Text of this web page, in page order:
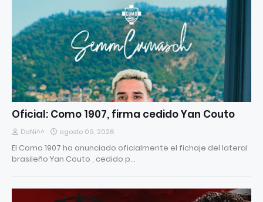
Oficial: Como 1907, firma cedido Yan Couto
DaNi^^ agosto 09, 2026
El Como 1907 ha anunciado oficialmente el fichaje del lateral
brasileño Yan Couto , cedido p…